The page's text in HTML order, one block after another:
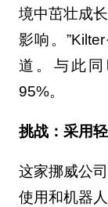
境中茁壮成
影响。
道。与此
95%。
挑战：采用
这家挪威公
使用和机器